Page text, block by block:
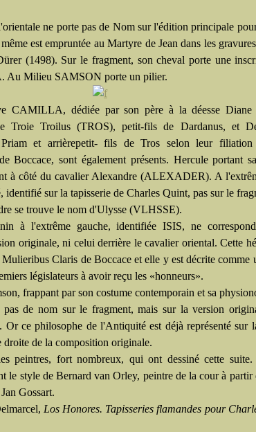
ne porte pas de Nom sur l'édition principale
est empruntée au Martyre de Jean dans les
(1498). Sur le fragment, son cheval porte une
Au Milieu SAMSON porte un pilier.
CAMILLA, dédiée par son père à la déesse Diane
Troie Troilus (TROS), petit-fils de Dardanus, et
et arrièrepetit- fils de Tros selon leur filiation
Boccace, sont également présents. Hercule portant
à côté du cavalier Alexandre (ALEXADER). A
identifié sur la tapisserie de Charles Quint, pas sur le
se trouve le nom d'Ulysse (VLHSSE).
à l'extrême gauche, identifiée ISIS, ne
originale, ni celui derrière le cavalier oriental. Cette
Claris de Boccace et elle y est décrite comme
législateurs à avoir reçu les «honneurs».
frappant par son costume contemporain et sa
pas de nom sur le fragment, mais sur la version
Or ce philosophe de l'Antiquité est déjà représenté sur
droite de la composition originale.
peintres, fort nombreux, qui ont dessiné cette suite.
le style de Bernard van Orley, peintre de la cour à partir
Gossart.
Los Honores. Tapisseries flamandes pour